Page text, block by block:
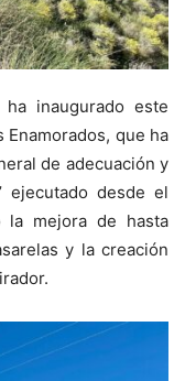
inaugurado este
que ha
de adecuación y
ejecutado desde el
la mejora de hasta
y la creación